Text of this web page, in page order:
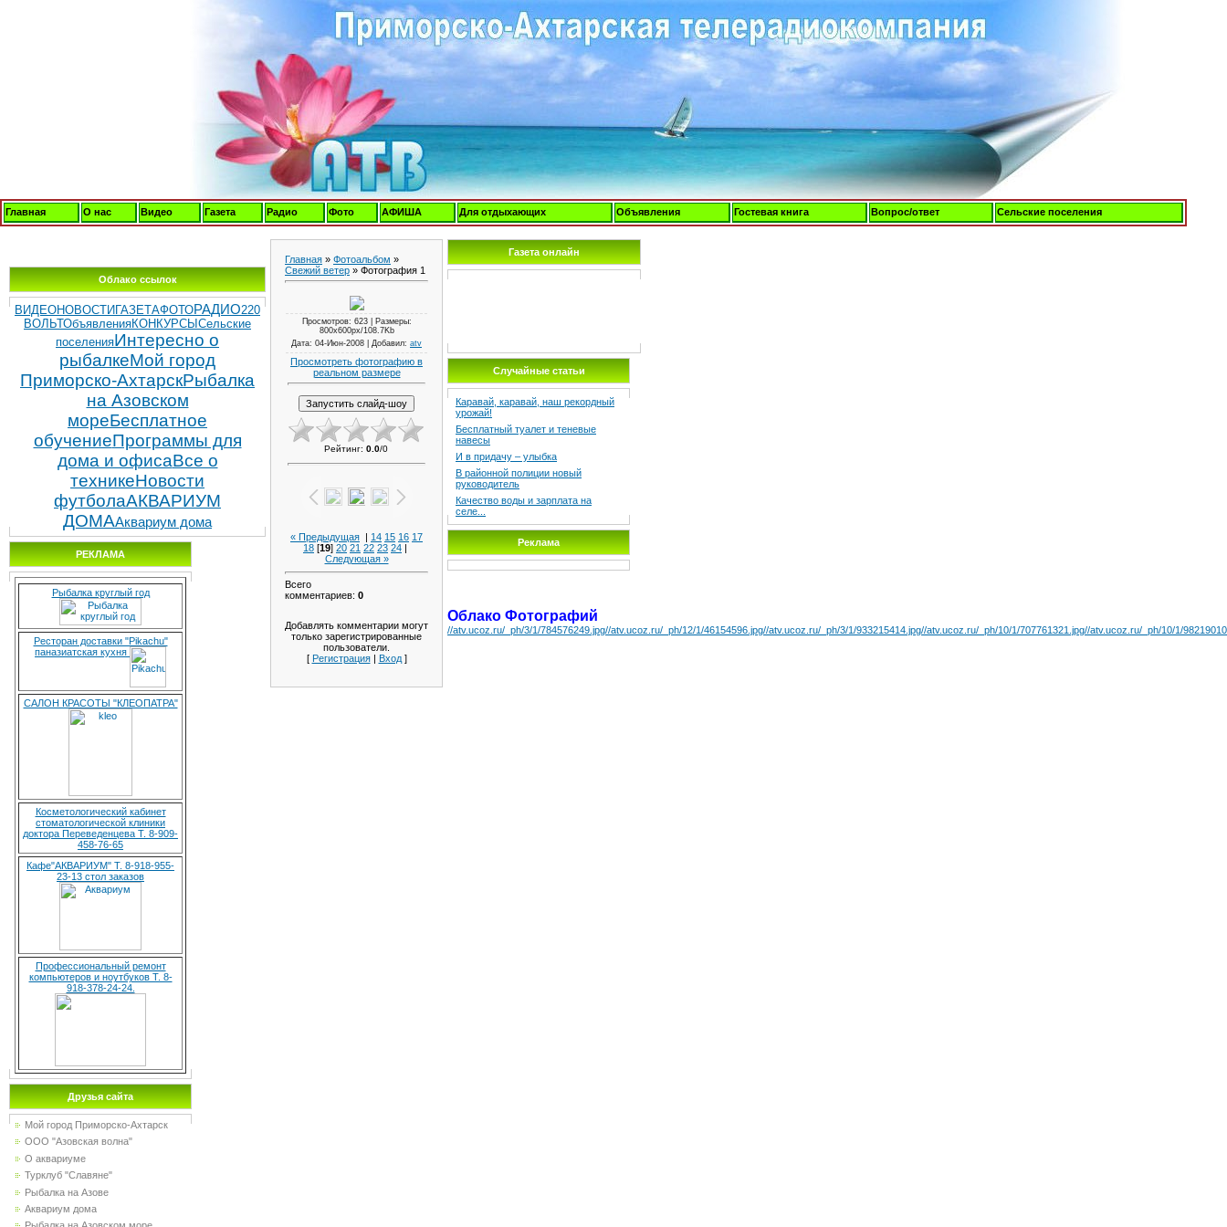
Главная О нас Видео Газета Радио Фото АФИША Для отдыхающих Объявления Гостевая книга Вопрос/ответ Сельские поселения
Облако ссылок
ВИДЕОНОВОСТИ ГАЗЕТАФОТОРАДИО220
ВОЛЬТОбъявленияКОНКУРСЫ Сельские
поселенияИнтересно о
рыбалкеМой город
Приморско-АхтарскРыбалка
на Азовском
мореБесплатное
обучениеПрограммы для
дома и офисаВсе о
техникеНовости
футболаАКВАРИУМ
ДОМААквариум дома
РЕКЛАМА
Рыбалка круглый год
Ресторан доставки "Pikachu"
паназиатская кухня
САЛОН КРАСОТЫ "КЛЕОПАТРА"
Косметологический кабинет
стоматологической клиники
доктора Переведенцева Т. 8-909-
458-76-65
Кафе"АКВАРИУМ" Т. 8-918-955-
23-13 стол заказов
Профессиональный ремонт
компьютеров и ноутбуков Т. 8-
918-378-24-24.
Друзья сайта
Мой город Приморско-Ахтарск
ООО "Азовская волна"
О аквариуме
Турклуб "Славяне"
Рыбалка на Азове
Аквариум дома
Главная » Фотоальбом »
Свежий ветер » Фотография 1
Просмотров: 623 | Размеры:
800x600px/108.7Kb
Дата: 04-Июн-2008 | Добавил: atv
Просмотреть фотографию в
реальном размере
Рейтинг: 0.0/0
« Предыдущая | 14 15 16 17
18 [19] 20 21 22 23 24 |
Следующая »
Всего
комментариев: 0
Добавлять комментарии могут
только зарегистрированные
пользователи.
[ Регистрация| Вход]
Газета онлайн
Случайные статьи
Каравай, каравай, наш рекордный
урожай!
Бесплатный туалет и теневые
навесы
И в придачу – улыбка
В районной полиции новый
руководитель
Качество воды и зарплата на
селе...
Реклама
Облако Фотографий
//atv.ucoz.ru/_ph/3/1/784576249.jpg//atv.ucoz.ru/_ph/12/1/46154596.jpg//atv.ucoz.ru/_ph/3/1/933215414.jpg//atv.ucoz.ru/_ph/10/1/707761321.jpg//atv.ucoz.ru/_ph/10/1/